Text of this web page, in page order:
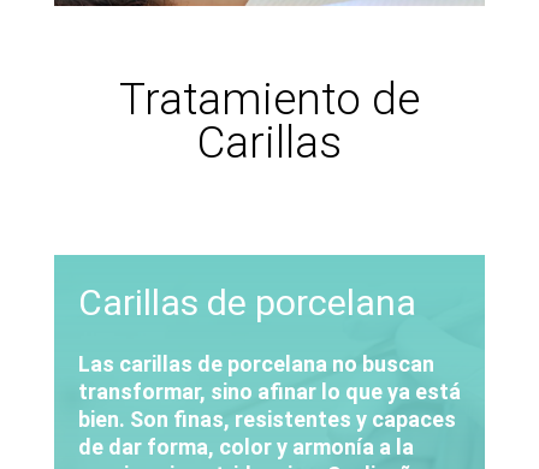
Tratamiento de
Carillas
Carillas de porcelana
Las carillas de porcelana no buscan
transformar, sino afinar lo que ya está
bien. Son finas, resistentes y capaces
de dar forma, color y armonía a la